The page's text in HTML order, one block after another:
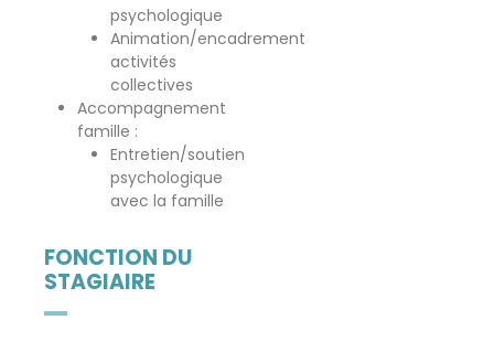
psychologique
Animation/encadrement
activités
collectives
Accompagnement
famille :
Entretien/soutien
psychologique
avec la famille
FONCTION DU
STAGIAIRE